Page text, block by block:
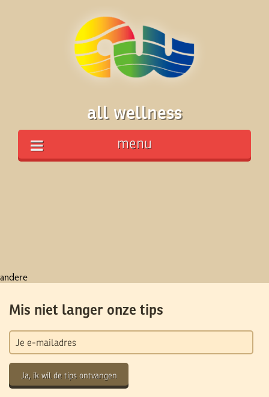
all wellness
menu
andere
Mis niet langer onze tips
Ja, ik wil de tips ontvangen